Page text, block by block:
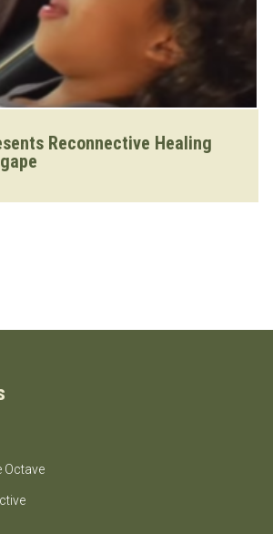
Reconnective Healing
Octave